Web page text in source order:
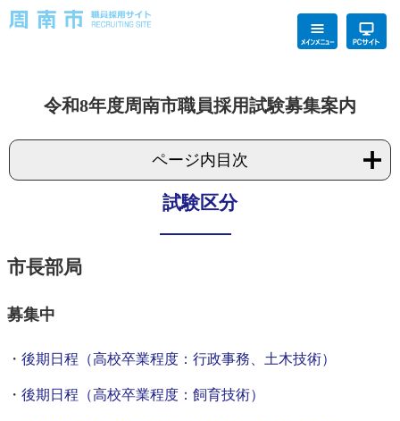
令和8年度周南市職員採用試験募集案内
ページ内目次
試験区分
市長部局
募集中
・ 後期日程（高校卒業程度：行政事務、土木技術）
・ 後期日程（高校卒業程度：飼育技術）